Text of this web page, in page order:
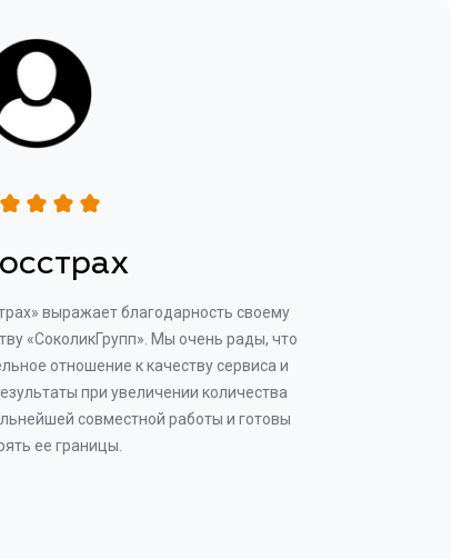
выражает благодарность своему
«СоколикГрупп». Мы очень рады, что
отношение к качеству сервиса и
при увеличении количества
совместной работы и готовы
ее границы.